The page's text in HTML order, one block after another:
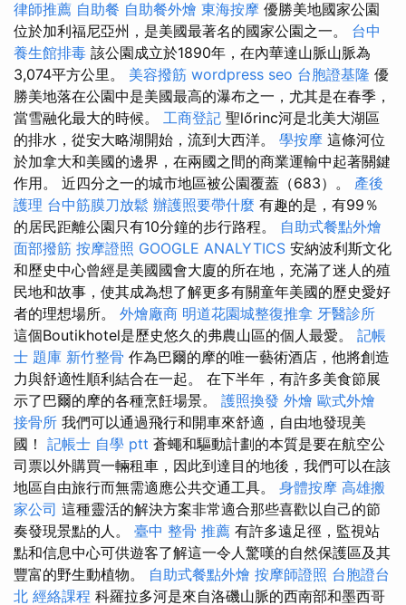
律師推薦 自助餐 自助餐外燴 東海按摩 優勝美地國家公園
位於加利福尼亞州，是美國最著名的國家公園之一。 台中
養生館排毒 該公園成立於1890年，在內華達山脈山脈為
3,074平方公里。 美容撥筋 wordpress seo 台胞證基隆 優
勝美地落在公園中是美國最高的瀑布之一，尤其是在春季，
當雪融化最大的時候。 工商登記 聖lőrinc河是北美大湖區
的排水，從安大略湖開始，流到大西洋。 學按摩 這條河位
於加拿大和美國的邊界，在兩國之間的商業運輸中起著關鍵
作用。 近四分之一的城市地區被公園覆蓋（683）。 產後
護理 台中筋膜刀放鬆 辦護照要帶什麼 有趣的是，有99％
的居民距離公園只有10分鐘的步行路程。 自助式餐點外燴
面部撥筋 按摩證照 GOOGLE ANALYTICS 安納波利斯文化
和歷史中心曾經是美國國會大廈的所在地，充滿了迷人的殖
民地和故事，使其成為想了解更多有關童年美國的歷史愛好
者的理想場所。 外燴廠商 明道花園城整復推拿 牙醫診所
這個Boutikhotel是歷史悠久的弗農山區的個人最愛。 記帳
士 題庫 新竹整骨 作為巴爾的摩的唯一藝術酒店，他將創造
力與舒適性順利結合在一起。 在下半年，有許多美食節展
示了巴爾的摩的各種烹飪場景。 護照換發 外燴 歐式外燴
接骨所 我們可以通過飛行和開車來舒適，自由地發現美
國！ 記帳士 自學 ptt 蒼蠅和驅動計劃的本質是要在航空公
司票以外購買一輛租車，因此到達目的地後，我們可以在該
地區自由旅行而無需適應公共交通工具。 身體按摩 高雄搬
家公司 這種靈活的解決方案非常適合那些喜歡以自己的節
奏發現景點的人。 臺中 整骨 推薦 有許多遠足徑，監視站
點和信息中心可供遊客了解這一令人驚嘆的自然保護區及其
豐富的野生動植物。 自助式餐點外燴 按摩師證照 台胞證台
北 經絡課程 科羅拉多河是來自洛磯山脈的西南部和墨西哥